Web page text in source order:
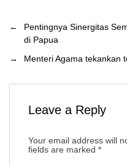
←
Pentingnya Sinergitas
di Papua
→
Menteri Agama tekankan
Leave a Reply
Your email address will
fields are marked *